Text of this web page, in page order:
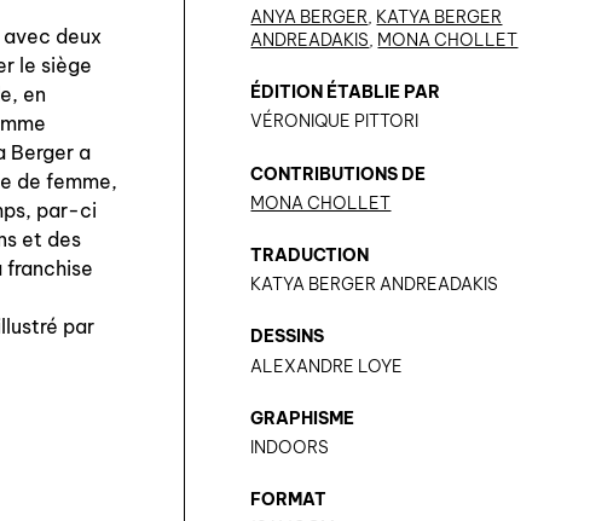
deux
le siège
en
Berger a
de femme,
par-ci
et des
franchise
par
ANYA BERGER, KATYA BERGER
ANDREADAKIS, MONA CHOLLET
ÉDITION ÉTABLIE PAR
VÉRONIQUE PITTORI
CONTRIBUTIONS DE
MONA CHOLLET
TRADUCTION
KATYA BERGER ANDREADAKIS
DESSINS
ALEXANDRE LOYE
GRAPHISME
INDOORS
FORMAT